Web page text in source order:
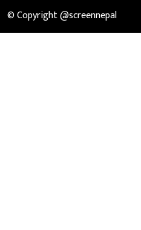
© Copyright @screennepal